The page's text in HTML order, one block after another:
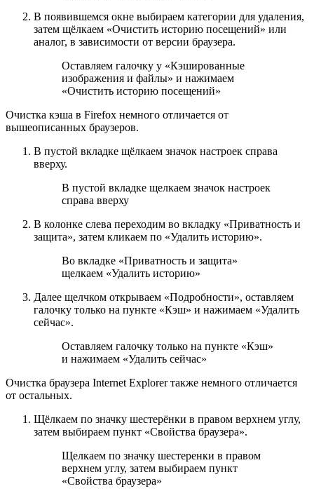
В появившемся окне выбираем категории для удаления,
затем щёлкаем «Очистить историю посещений» или
аналог, в зависимости от версии браузера.
Оставляем галочку у «Кэшированные
изображения и файлы» и нажимаем
«Очистить историю посещений»
Очистка кэша в Firefox немного отличается от
вышеописанных браузеров.
В пустой вкладке щёлкаем значок настроек справа
вверху.
В пустой вкладке щелкаем значок настроек
справа вверху
В колонке слева переходим во вкладку «Приватность и
защита», затем кликаем по «Удалить историю».
Во вкладке «Приватность и защита»
щелкаем «Удалить историю»
Далее щелчком открываем «Подробности», оставляем
галочку только на пункте «Кэш» и нажимаем «Удалить
сейчас».
Оставляем галочку только на пункте «Кэш»
и нажимаем «Удалить сейчас»
Очистка браузера Internet Explorer также немного отличается
от остальных.
Щёлкаем по значку шестерёнки в правом верхнем углу,
затем выбираем пункт «Свойства браузера».
Щелкаем по значку шестеренки в правом
верхнем углу, затем выбираем пункт
«Свойства браузера»